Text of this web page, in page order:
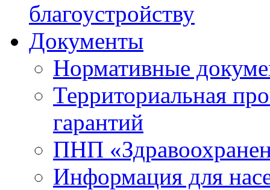
благоустройству
Документы
Нормативные
Территориальная
гарантий
ПНП
Информация для